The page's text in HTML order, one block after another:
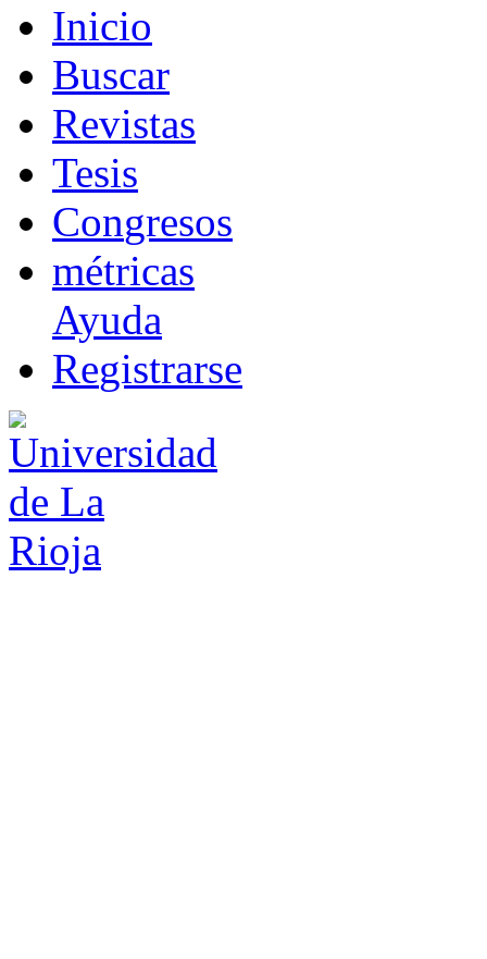
Inicio
Buscar
Revistas
Tesis
Congresos
métricas
Ayuda
Registrarse